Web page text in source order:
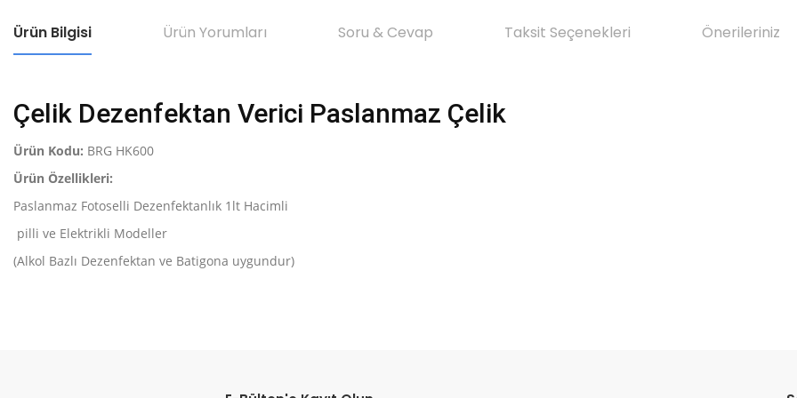
Ürün Bilgisi Ürün Yorumları Soru & Cevap Taksit Seçenekleri Önerileriniz
Çelik Dezenfektan Verici Paslanmaz Çelik
Ürün Kodu: BRG HK600
Ürün Özellikleri:
Paslanmaz Fotoselli Dezenfektanlık 1lt Hacimli
pilli ve Elektrikli Modeller
(Alkol Bazlı Dezenfektan ve Batigona uygundur)